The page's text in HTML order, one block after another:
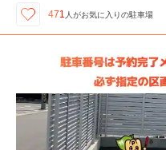
471 人がお気に入りの駐車場